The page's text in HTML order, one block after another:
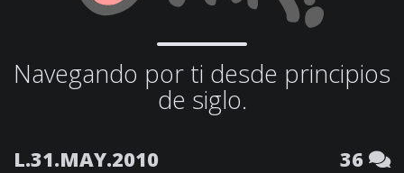
Navegando por ti desde principios
de siglo.
L.31.MAY.2010 36